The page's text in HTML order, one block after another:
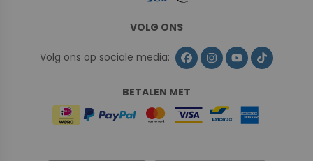
VOLG ONS
Volg ons op sociale media:
BETALEN MET